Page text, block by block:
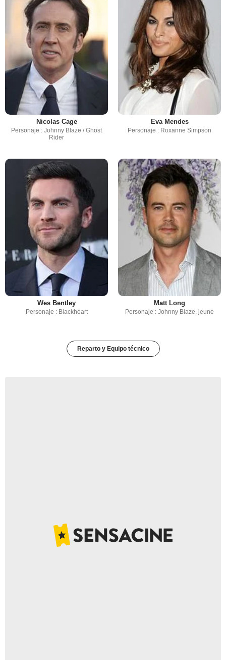
Nicolas Cage
Personaje : Johnny Blaze / Ghost
Rider
Eva Mendes
Personaje : Roxanne Simpson
Wes Bentley
Personaje : Blackheart
Matt Long
Personaje : Johnny Blaze, jeune
Reparto y Equipo técnico